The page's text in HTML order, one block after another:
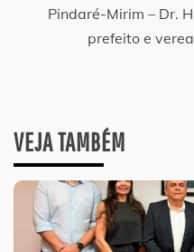
PostPindaré-Mirim – Dr.
prefeito e
VEJA TAMBÉM